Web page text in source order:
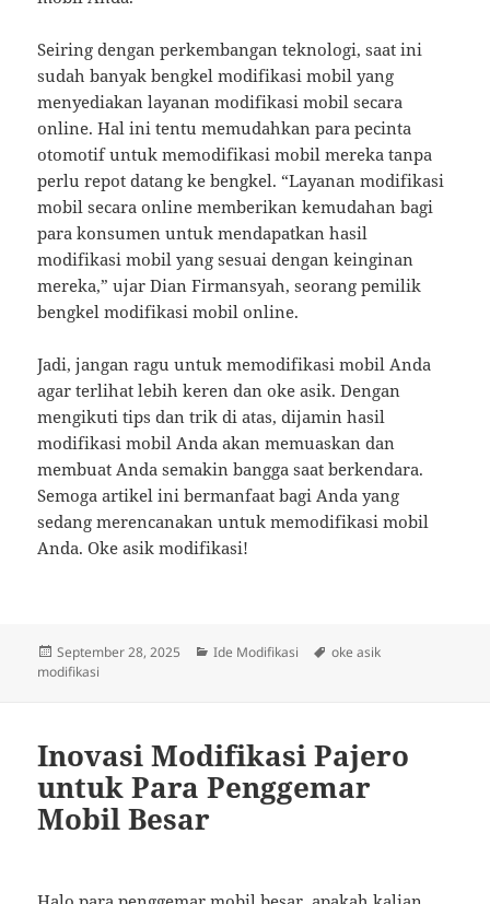
Seiring dengan perkembangan teknologi, saat ini
sudah banyak bengkel modifikasi mobil yang
menyediakan layanan modifikasi mobil secara
online. Hal ini tentu memudahkan para pecinta
otomotif untuk memodifikasi mobil mereka tanpa
perlu repot datang ke bengkel. “Layanan modifikasi
mobil secara online memberikan kemudahan bagi
para konsumen untuk mendapatkan hasil
modifikasi mobil yang sesuai dengan keinginan
mereka,” ujar Dian Firmansyah, seorang pemilik
bengkel modifikasi mobil online.
Jadi, jangan ragu untuk memodifikasi mobil Anda
agar terlihat lebih keren dan oke asik. Dengan
mengikuti tips dan trik di atas, dijamin hasil
modifikasi mobil Anda akan memuaskan dan
membuat Anda semakin bangga saat berkendara.
Semoga artikel ini bermanfaat bagi Anda yang
sedang merencanakan untuk memodifikasi mobil
Anda. Oke asik modifikasi!
Posted
on
September 28, 2025 Categories
Ide Modifikasi Tags
oke asik
modifikasi
Inovasi Modifikasi Pajero
untuk Para Penggemar
Mobil Besar